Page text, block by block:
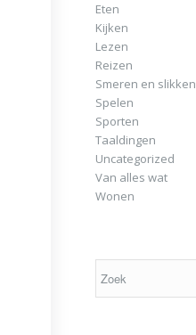
Eten
Kijken
Lezen
Reizen
Smeren en slikken
Spelen
Sporten
Taaldingen
Uncategorized
Van alles wat
Wonen